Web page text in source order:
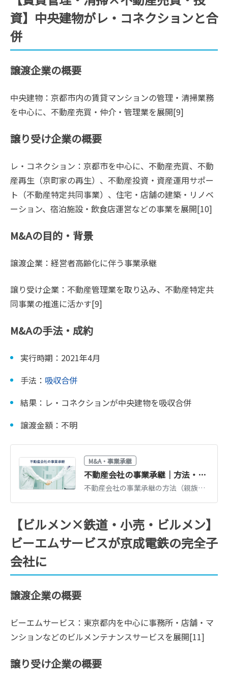
資】中央建物がレ・コネクションと合
併
譲渡企業の概要
中央建物：京都市内の賃貸マンションの管理・清掃業務
を中心に、不動産売買・仲介・管理業を展開[9]
譲り受け企業の概要
レ・コネクション：京都市を中心に、不動産売買、不動
産再生（京町家の再生）、不動産投資・資産運用サポー
ト（不動産特定共同事業）、住宅・店舗の建築・リノベ
ーション、宿泊施設・飲食店運営などの事業を展開[10]
M&Aの目的・背景
譲渡企業：経営者高齢化に伴う事業承継
譲り受け企業：不動産管理業を取り込み、不動産特定共
同事業の推進に活かす[9]
M&Aの手法・成約
実行時期：2021年4月
手法： 吸収合併
結果：レ・コネクションが中央建物を吸収合併
譲渡金額：不明
M&A・事業承継
不動産会社の事業承継｜方法・M&A動向・注意点をわかりやすく解説
不動産会社の事業承継の方法（親族・従業員・M&A）を比較解説。宅建業免許の承継、後継者不在時のM&A活用、実際の承継事例と注意点を紹介します。
【ビルメン×鉄道・小売・ビルメン】
ビーエムサービスが京成電鉄の完全子
会社に
譲渡企業の概要
ビーエムサービス：東京都内を中心に事務所・店舗・マ
ンションなどのビルメンテナンスサービスを展開[11]
譲り受け企業の概要